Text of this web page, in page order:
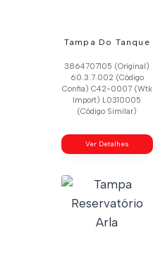
Tampa Do Tanque
3864707105 (Original)
60.3.7.002 (Código
Confia) C42-0007 (Wtk
Import) L0310005
(Código Similar)
Ver Detalhes